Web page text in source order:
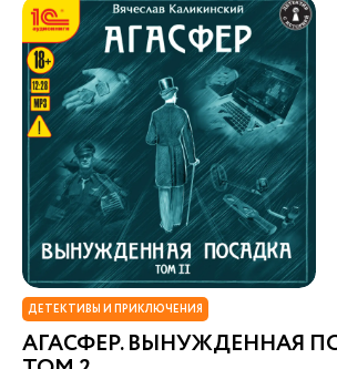
ДЕТЕКТИВЫ И ПРИКЛЮЧЕНИЯ
АГАСФЕР. ВЫНУЖДЕННАЯ